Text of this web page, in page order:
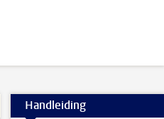
Handleiding